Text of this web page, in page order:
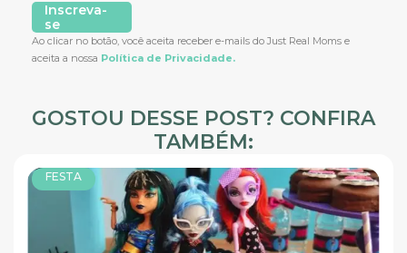
Inscreva-
se
Ao clicar no botão, você aceita receber e-mails do Just Real Moms e
aceita a nossa Política de Privacidade.
GOSTOU DESSE POST? CONFIRA
TAMBÉM:
FESTA